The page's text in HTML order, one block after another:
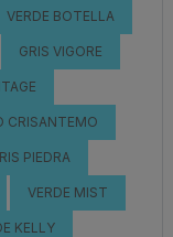
VERDE BOTELLA
GRIS VIGORE
CRISANTEMO
PIEDRA
VERDE MIST
KELLY